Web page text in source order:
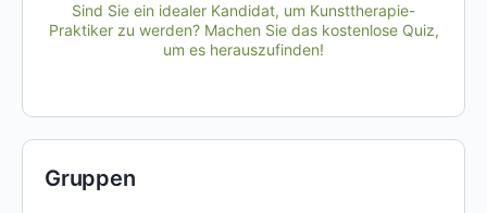
Sind Sie ein idealer Kandidat, um Kunsttherapie-
Praktiker zu werden? Machen Sie das kostenlose Quiz,
um es herauszufinden!
Gruppen